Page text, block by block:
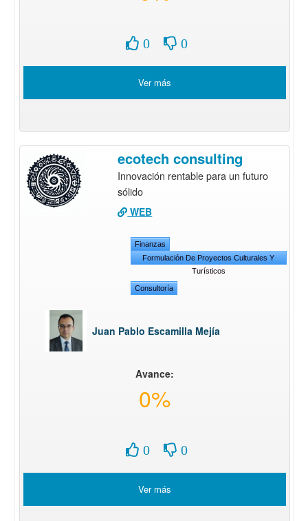
0 0
Ver más
ecotech consulting
Innovación rentable para un futuro
sólido
WEB
Finanzas
Formulación De Proyectos Culturales Y
Turísticos
Consultoría
Juan Pablo Escamilla Mejía
Avance:
0%
0 0
Ver más